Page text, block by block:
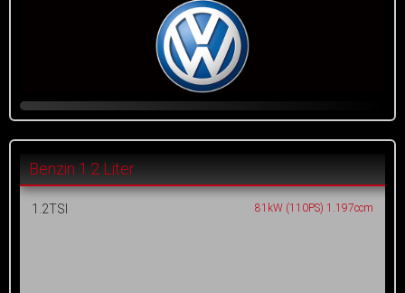
Benzin 1.2 Liter
1.2TSI 81kW (110PS) 1.197ccm